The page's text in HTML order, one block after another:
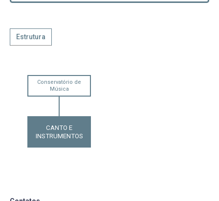
Estrutura
Conservatório de
Música
CANTO E
INSTRUMENTOS